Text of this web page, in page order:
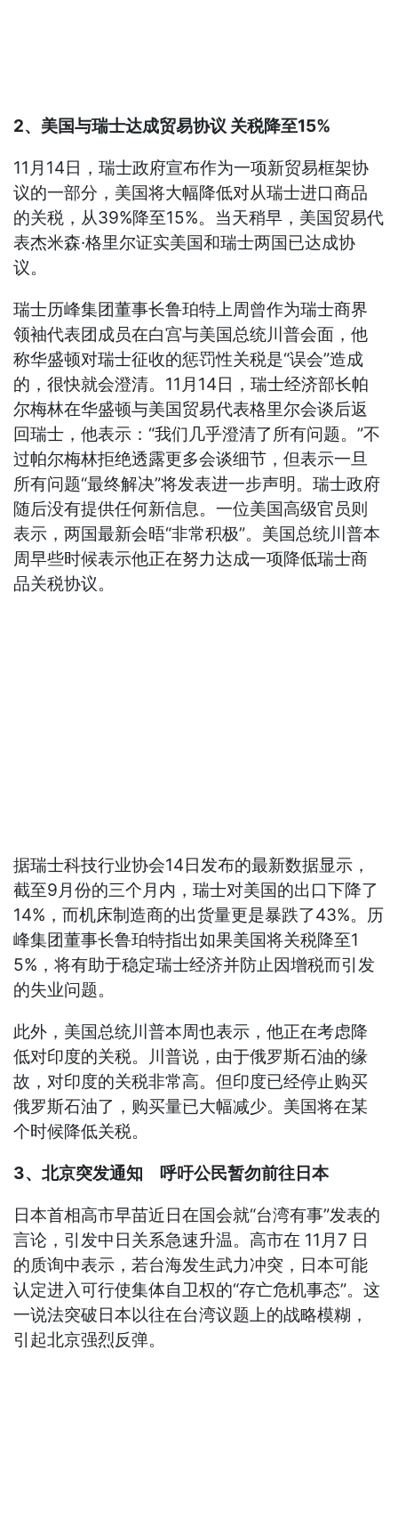
2、美国与瑞士达成贸易协议 关税降至15%
11月14日，瑞士政府宣布作为一项新贸易框架协
议的一部分，美国将大幅降低对从瑞士进口商品
的关税，从39%降至15%。当天稍早，美国贸易代
表杰米森·格里尔证实美国和瑞士两国已达成协
议。
瑞士历峰集团董事长鲁珀特上周曾作为瑞士商界
领袖代表团成员在白宫与美国总统川普会面，他
称华盛顿对瑞士征收的惩罚性关税是“误会”造成
的，很快就会澄清。11月14日，瑞士经济部长帕
尔梅林在华盛顿与美国贸易代表格里尔会谈后返
回瑞士，他表示：“我们几乎澄清了所有问题。”不
过帕尔梅林拒绝透露更多会谈细节，但表示一旦
所有问题“最终解决”将发表进一步声明。瑞士政府
随后没有提供任何新信息。一位美国高级官员则
表示，两国最新会晤“非常积极”。美国总统川普本
周早些时候表示他正在努力达成一项降低瑞士商
品关税协议。
据瑞士科技行业协会14日发布的最新数据显示，
截至9月份的三个月内，瑞士对美国的出口下降了
14%，而机床制造商的出货量更是暴跌了43%。历
峰集团董事长鲁珀特指出如果美国将关税降至1
5%，将有助于稳定瑞士经济并防止因增税而引发
的失业问题。
此外，美国总统川普本周也表示，他正在考虑降
低对印度的关税。川普说，由于俄罗斯石油的缘
故，对印度的关税非常高。但印度已经停止购买
俄罗斯石油了，购买量已大幅减少。美国将在某
个时候降低关税。
3、北京突发通知 呼吁公民暂勿前往日本
日本首相高市早苗近日在国会就“台湾有事”发表的
言论，引发中日关系急速升温。高市在 11月7 日
的质询中表示，若台海发生武力冲突，日本可能
认定进入可行使集体自卫权的“存亡危机事态”。这
一说法突破日本以往在台湾议题上的战略模糊，
引起北京强烈反弹。